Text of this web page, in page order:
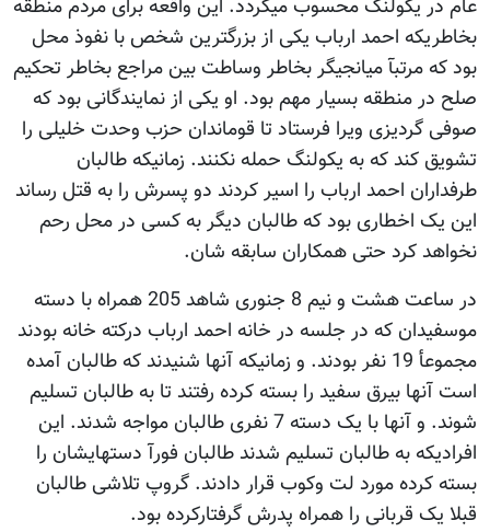
عام در یکولنگ محسوب میگردد. این واقعه برای مردم منطقه
بخاطریکه احمد ارباب یکی از بزرگترین شخص با نفوذ محل
بود که مرتبآ میانجیگر بخاطر وساطت بین مراجع بخاطر تحکیم
صلح در منطقه بسیار مهم بود. او یکی از نمایندگانی بود که
صوفی گردیزی ویرا فرستاد تا قوماندان حزب وحدت خلیلی را
تشویق کند که به یکولنگ حمله نکنند. زمانیکه طالبان
طرفداران احمد ارباب را اسیر کردند دو پسرش را به قتل رساند
این یک اخطاری بود که طالبان دیگر به کسی در محل رحم
نخواهد کرد حتی همکاران سابقه شان.
در ساعت هشت و نیم 8 جنوری شاهد 205 همراه با دسته
موسفیدان که در جلسه در خانه احمد ارباب درکته خانه بودند
مجموعأ 19 نفر بودند. و زمانیکه آنها شنیدند که طالبان آمده
است آنها بیرق سفید را بسته کرده رفتند تا به طالبان تسلیم
شوند. و آنها با یک دسته 7 نفری طالبان مواجه شدند. این
افرادیکه به طالبان تسلیم شدند طالبان فورآ دستهایشان را
بسته کرده مورد لت وکوب قرار دادند. گروپ تلاشی طالبان
قبلا یک قربانی را همراه پدرش گرفتارکرده بود.